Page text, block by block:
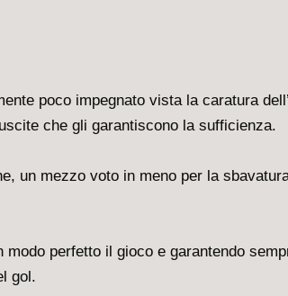
poco impegnato vista la caratura
che gli garantiscono la sufficienza.
un mezzo voto in meno per la
perfetto il gioco e garantendo
gol.